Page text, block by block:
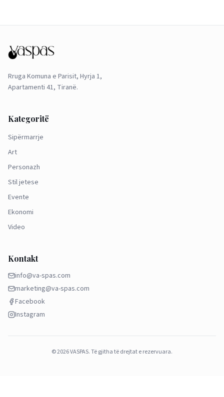
Rruga Komuna e Parisit, Hyrja 1,
Apartamenti 41, Tiranë.
Kategoritë
Sipërmarrje
Art
Personazh
Stil jetese
Evente
Ekonomi
Video
Kontakt
info@va-spas.com
marketing@va-spas.com
Facebook
Instagram
©2026VASPAS.Të gjitha të drejtat e rezervuara.